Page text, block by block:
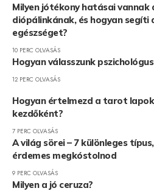
Milyen jótékony hatásai vannak
diópálinkának, és hogyan segíti
egészséget?
10 PERC OLVASÁS
Hogyan válasszunk
12 PERC OLVASÁS
Hogyan értelmezd a tarot
kezdőként?
7 PERC OLVASÁS
A világ sörei – 7 különleges
érdemes megkóstolnod
9 PERC OLVASÁS
Milyen a jó ceruza?